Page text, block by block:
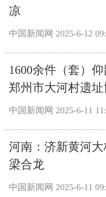
凉
中国新闻网 2025-6-12
1600余件（套）
郑州市大河村遗
中国新闻网 2025-6-11
河南：济新黄河
梁合龙
中国新闻网 2025-6-11